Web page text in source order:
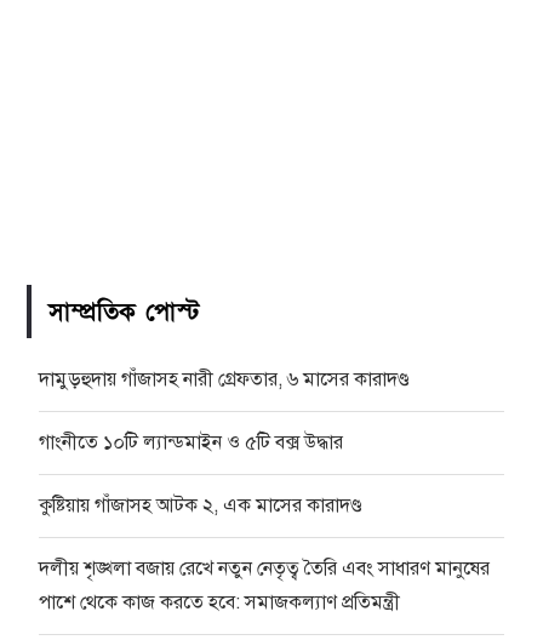
সাম্প্রতিক পোস্ট
দামুড়হুদায় গাঁজাসহ নারী গ্রেফতার, ৬ মাসের কারাদণ্ড
গাংনীতে ১০টি ল্যান্ডমাইন ও ৫টি বক্স উদ্ধার
কুষ্টিয়ায় গাঁজাসহ আটক ২, এক মাসের কারাদণ্ড
দলীয় শৃঙ্খলা বজায় রেখে নতুন নেতৃত্ব তৈরি এবং সাধারণ মানুষের
পাশে থেকে কাজ করতে হবে: সমাজকল্যাণ প্রতিমন্ত্রী